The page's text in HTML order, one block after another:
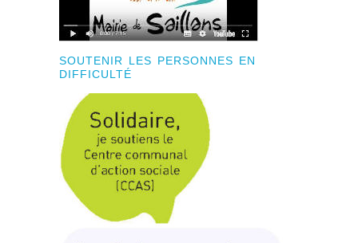
SOUTENIR LES PERSONNES EN
DIFFICULTÉ